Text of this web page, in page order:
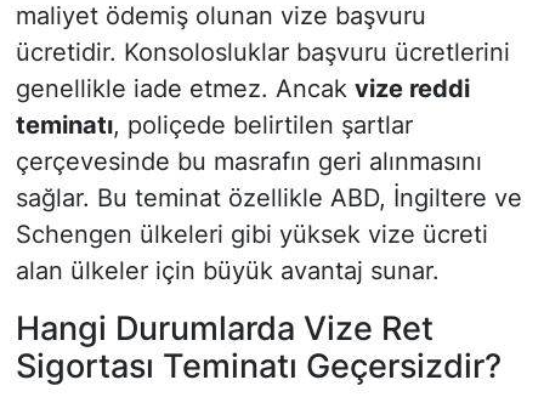
maliyet ödemiş olunan vize başvuru
ücretidir. Konsolosluklar başvuru ücretlerini
genellikle iade etmez. Ancak vize reddi
teminatı, poliçede belirtilen şartlar
çerçevesinde bu masrafın geri alınmasını
sağlar. Bu teminat özellikle ABD, İngiltere ve
Schengen ülkeleri gibi yüksek vize ücreti
alan ülkeler için büyük avantaj sunar.
Hangi Durumlarda Vize Ret
Sigortası Teminatı Geçersizdir?